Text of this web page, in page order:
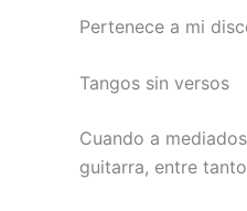
Pertenece a mi
Tangos sin versos
Cuando a
guitarra, entre